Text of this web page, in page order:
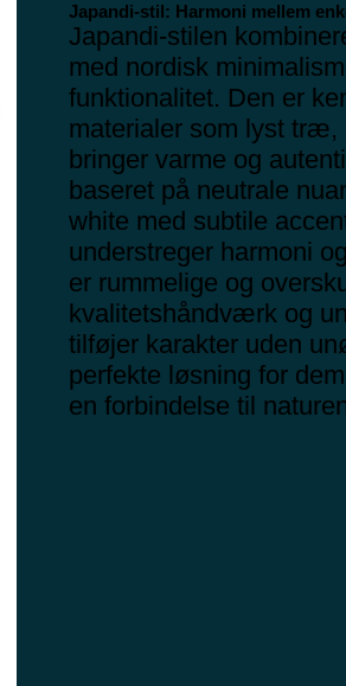
Japandi-stil: Harmoni mellem
Japandi-stilen
med nordisk
funktionalitet. Den er
materialer som lyst træ,
bringer varme og
baseret på neutrale
white med subtile
understreger harmoni
er rummelige og
kvalitetshåndværk og
tilføjer karakter uden
perfekte løsning for
en forbindelse til